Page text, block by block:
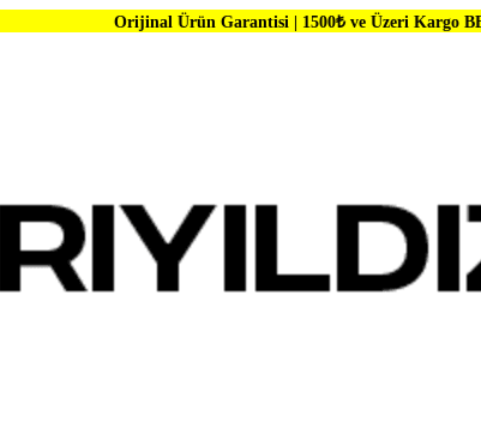
Orijinal Ürün Garantisi | 1500₺ ve Üzeri Kargo BEDAVA |